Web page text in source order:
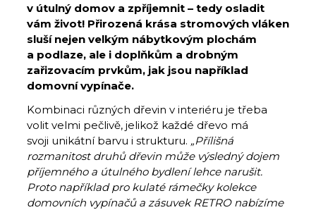
v útulný domov a zpříjemnit – tedy osladit
vám život! Přirozená krása stromových vláken
sluší nejen velkým nábytkovým plochám
a podlaze, ale i doplňkům a drobným
zařizovacím prvkům, jak jsou například
domovní vypínače.
Kombinaci různých dřevin v interiéru je třeba
volit velmi pečlivě, jelikož každé dřevo má
svoji unikátní barvu i strukturu. „Přílišná
rozmanitost druhů dřevin může výsledný dojem
příjemného a útulného bydlení lehce narušit.
Proto například pro kulaté rámečky kolekce
domovních vypínačů a zásuvek RETRO nabízíme